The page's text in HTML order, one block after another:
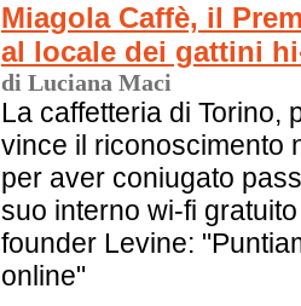
Miagola Caffè, il
al locale dei gattini
di Luciana Maci
La caffetteria di Torino,
vince il riconoscimento
per aver coniugato
suo interno wi-fi
founder Levine:
online"